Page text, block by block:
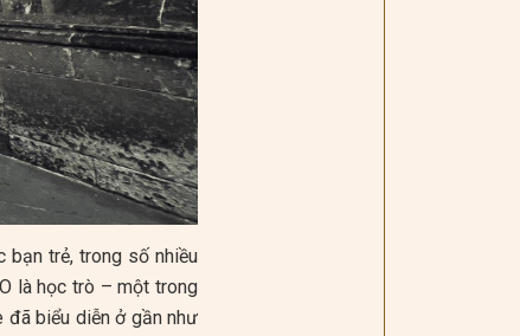
bạn trẻ, trong số nhiều
là học trò – một trong
đã biểu diễn ở gần như